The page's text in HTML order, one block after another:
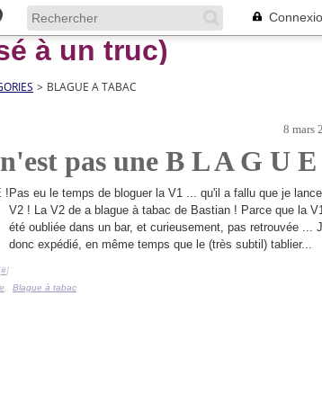
> BLAGUE A TABAC
8 mars
pas une B L A G U E
Pas eu le temps de bloguer la V1 ... qu'il a fallu que je
V2 ! La V2 de a blague à tabac de Bastian ! Parce que la
été oubliée dans un bar, et curieusement, pas retrouvée ...
donc expédié, en même temps que le (très subtil) tablier...
#]
Blague à tabac